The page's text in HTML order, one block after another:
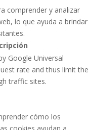
comprender y analizar
lo que ayuda a brindar
Google Universal
rate and thus limit the
traffic sites.
cómo los